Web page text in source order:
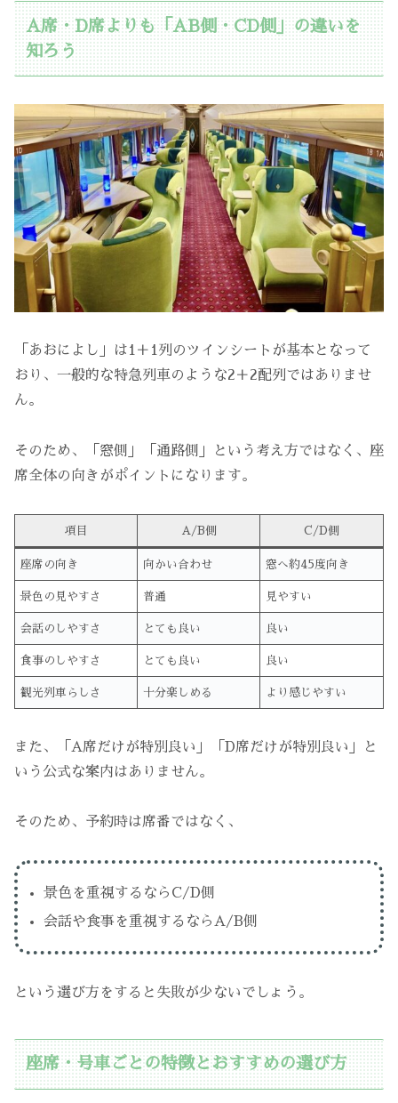
A席・D席よりも「AB側・CD側」の違いを
知ろう
「あおによし」は1＋1列のツインシートが基本となって
おり、一般的な特急列車のような2＋2配列ではありませ
ん。
そのため、「窓側」「通路側」という考え方ではなく、座
席全体の向きがポイントになります。
項目 A/B側 C/D側
座席の向き 向かい合わせ 窓へ約45度向き
景色の見やすさ 普通 見やすい
会話のしやすさ とても良い 良い
食事のしやすさ とても良い 良い
観光列車らしさ 十分楽しめる より感じやすい
また、「A席だけが特別良い」「D席だけが特別良い」と
いう公式な案内はありません。
そのため、予約時は席番ではなく、
景色を重視するならC/D側
会話や食事を重視するならA/B側
という選び方をすると失敗が少ないでしょう。
座席・号車ごとの特徴とおすすめの選び方